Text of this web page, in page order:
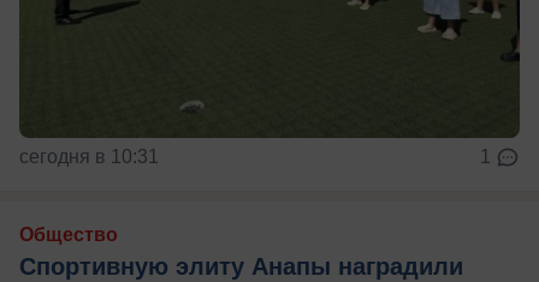
сегодня в 10:31 1
Общество
Спортивную элиту Анапы наградили